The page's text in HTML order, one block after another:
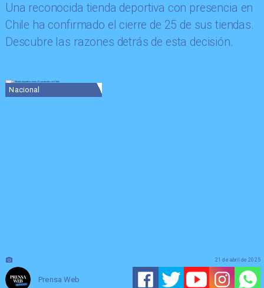
Una reconocida tienda deportiva con presencia en
Chile ha confirmado el cierre de 25 de sus tiendas.
Descubre las razones detrás de esta decisión.
Nacional
Prensa Web
21 de abril de 2025